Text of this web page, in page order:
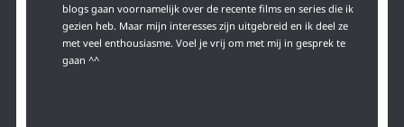
blogs gaan voornamelijk over de recente films en series die ik
gezien heb. Maar mijn interesses zijn uitgebreid en ik deel ze
met veel enthousiasme. Voel je vrij om met mij in gesprek te
gaan ^^